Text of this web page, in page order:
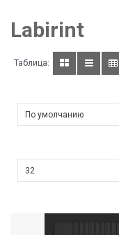
Labirint
Таблица: